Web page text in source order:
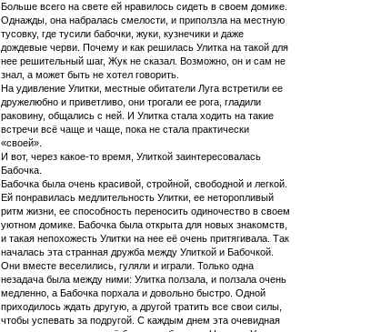
Больше всего на свете ей нравилось сидеть в своем домике.
Однажды, она набралась смелости, и приползла на местную
тусовку, где тусили бабочки, жуки, кузнечики и даже
дождевые черви. Почему и как решилась Улитка на такой для
нее решительный шаг, Жук не сказал. Возможно, он и сам не
знал, а может быть не хотел говорить.
На удивление Улитки, местные обитатели Луга встретили ее
дружелюбно и приветливо, они трогали ее рога, гладили
раковину, общались с ней. И Улитка стала ходить на такие
встречи всё чаще и чаще, пока не стала практически
«своей».
И вот, через какое-то время, Улиткой заинтересовалась
Бабочка.
Бабочка была очень красивой, стройной, свободной и легкой.
Ей понравилась медлительность Улитки, ее неторопливый
ритм жизни, ее способность переносить одиночество в своем
уютном домике. Бабочка была открыта для новых знакомств,
и такая непохожесть Улитки на нее её очень притягивала. Так
началась эта странная дружба между Улиткой и Бабочкой.
Они вместе веселились, гуляли и играли. Только одна
незадача была между ними: Улитка ползала, и ползала очень
медленно, а Бабочка порхала и довольно быстро. Одной
приходилось ждать другую, а другой тратить все свои силы,
чтобы успевать за подругой. С каждым днем эта очевидная